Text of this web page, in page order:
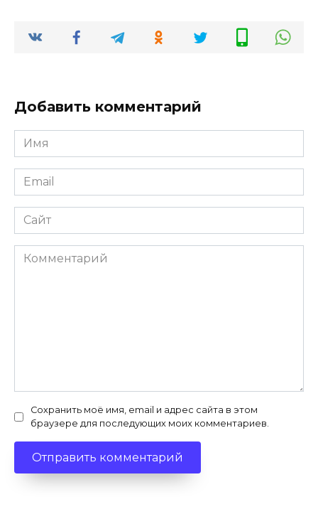
Добавить комментарий
Имя
*
Email
*
Сайт
Комментарий
Сохранить моё имя, email и адрес сайта в этом
браузере для последующих моих комментариев.